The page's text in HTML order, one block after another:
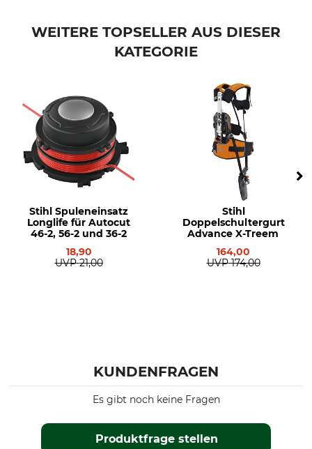
WEITERE TOPSELLER AUS DIESER
KATEGORIE
Stihl Spuleneinsatz
Longlife für Autocut
46-2, 56-2 und 36-2
18,90
UVP 21,00
Stihl
Doppelschultergurt
Advance X-Treem
164,00
UVP 174,00
KUNDENFRAGEN
Produktfrage stellen
Es gibt noch keine Fragen